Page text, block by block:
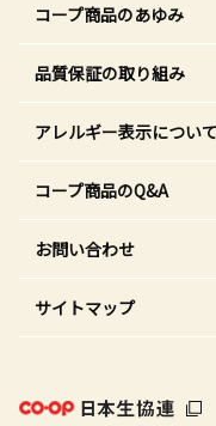
コープ商品のあゆみ
品質保証の取り組み
アレルギー表示について
コープ商品のQ&A
お問い合わせ
サイトマップ